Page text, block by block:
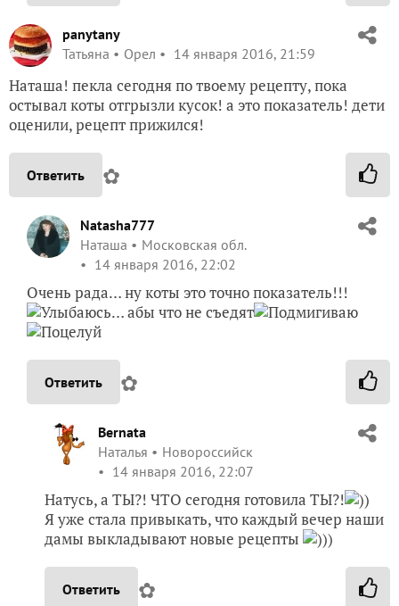
panytany
Татьяна
Орел 14 января 2016, 21:59
Наташа! пекла сегодня по твоему рецепту, пока
остывал коты отгрызли кусок! а это показатель! дети
оценили, рецепт прижился!
Ответить ✿
Natasha777
Наташа
Московская обл.
14 января 2016, 22:02
Очень рада… ну коты это точно показатель!!!
… абы что не съедят
Ответить ✿
Bernata
Наталья
Новороссийск
14 января 2016, 22:07
Натусь, а ТЫ?! ЧТО сегодня готовила ТЫ?!
))
Я уже стала привыкать, что каждый вечер наши
дамы выкладывают новые рецепты
)))
Ответить ✿